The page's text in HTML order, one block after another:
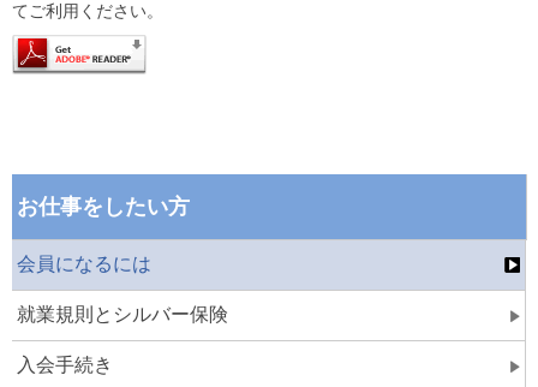
てご利用ください。
お仕事をしたい方
会員になるには
就業規則とシルバー保険
入会手続き